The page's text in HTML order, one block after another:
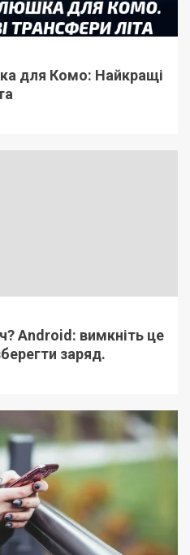
для Комо: Найкращі
Android: вимкніть це
заряд.